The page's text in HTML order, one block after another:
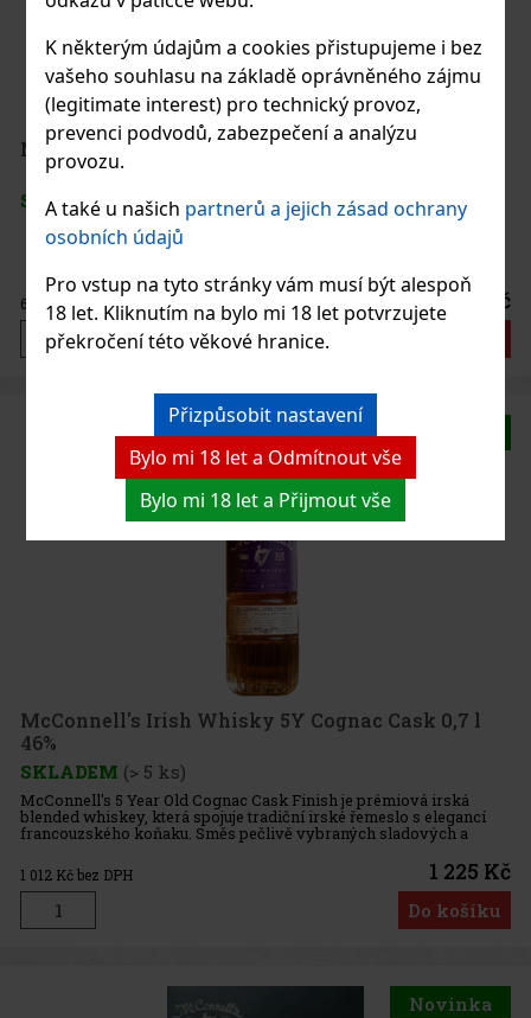
K některým údajům a cookies přistupujeme i bez
vašeho souhlasu na základě oprávněného zájmu
(legitimate interest) pro technický provoz,
prevenci podvodů, zabezpečení a analýzu
provozu.
A také u našich partnerů a jejich zásad ochrany
osobních údajů
Pro vstup na tyto stránky vám musí být alespoň
18 let. Kliknutím na bylo mi 18 let potvrzujete
překročení této věkové hranice.
Přizpůsobit nastavení
Bylo mi 18 let a Odmítnout vše
Bylo mi 18 let a Přijmout vše
Nativo Autentico Salvaje 0,7 l 40% Tube
SKLADEM (> 5 ks)
682 Kč bez DPH 825 Kč
Novinka
McConnell's Irish Whisky 5Y Cognac Cask 0,7 l
46%
SKLADEM (> 5 ks)
McConnell's 5 Year Old Cognac Cask Finish je prémiová irská
blended whiskey, která spojuje tradiční irské řemeslo s elegancí
francouzského koňaku. Směs pečlivě vybraných sladových a
obilných whiskey zraje pět let v sudech po bourbonu prvního
plnění a
1 012 Kč bez DPH 1 225 Kč
Do košíku
Novinka